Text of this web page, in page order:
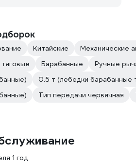
Китайские Механические
Барабанные Ручные
0.5 т (лебедки барабанные
Тип передачи червячная
1 год